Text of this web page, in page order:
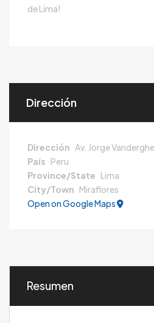
de Lima!
Dirección
Dirección Av. Jorge
País Peru
Province/State Lima
City/Town Miraflores
Open on Google Maps
Resumen